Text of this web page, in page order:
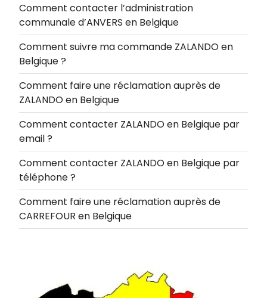
Comment contacter l’administration
communale d’ANVERS en Belgique
Comment suivre ma commande ZALANDO en
Belgique ?
Comment faire une réclamation auprès de
ZALANDO en Belgique
Comment contacter ZALANDO en Belgique par
email ?
Comment contacter ZALANDO en Belgique par
téléphone ?
Comment faire une réclamation auprès de
CARREFOUR en Belgique